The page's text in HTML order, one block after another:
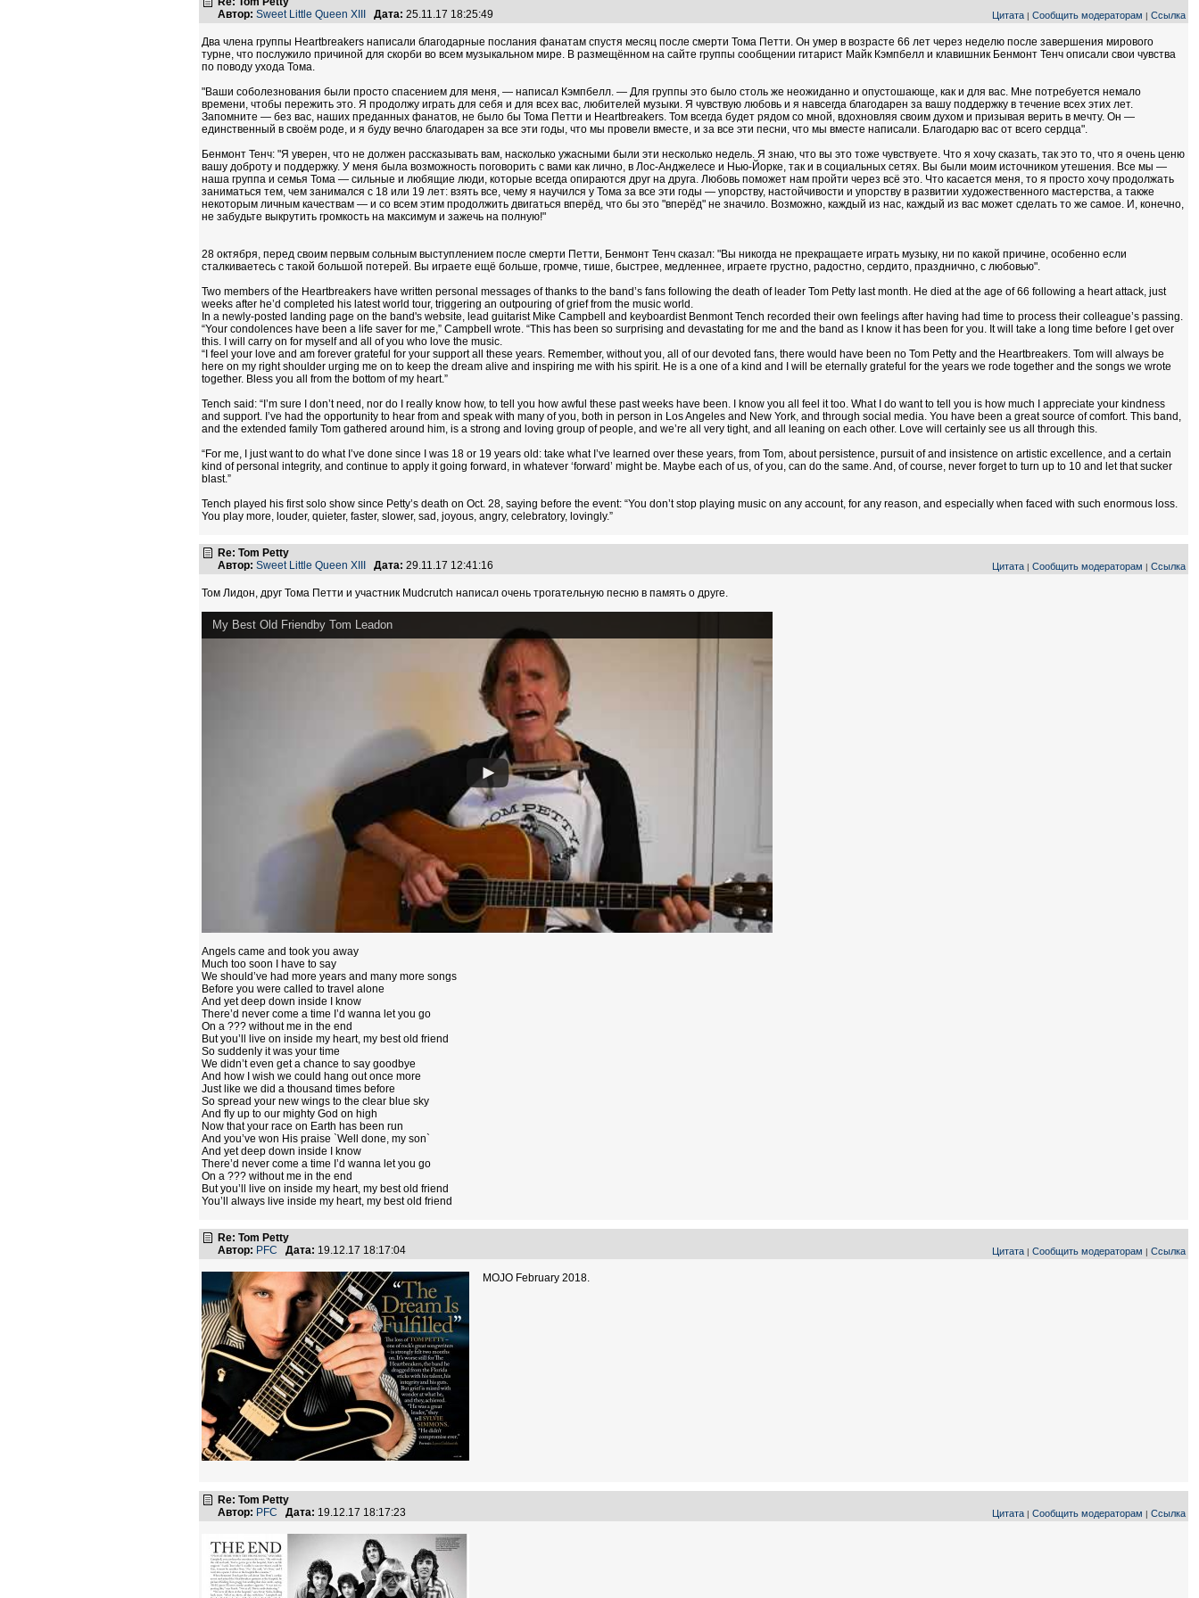
Автор: Sweet Little Queen XIII Дата: 25.11.17 18:25:49 Цитата | Сообщить модераторам | Ссылка
Два члена группы Heartbreakers написали благодарные послания фанатам спустя месяц после смерти Тома Петти. Он умер в возрасте 66 лет через неделю после завершения мирового
турне, что послужило причиной для скорби во всем музыкальном мире. В размещённом на сайте группы сообщении гитарист Майк Кэмпбелл и клавишник Бенмонт Тенч описали свои чувства
по поводу ухода Тома.
"Ваши соболезнования были просто спасением для меня, — написал Кэмпбелл. — Для группы это было столь же неожиданно и опустошающе, как и для вас. Мне потребуется немало
времени, чтобы пережить это. Я продолжу играть для себя и для всех вас, любителей музыки. Я чувствую любовь и я навсегда благодарен за вашу поддержку в течение всех этих лет.
Запомните — без вас, наших преданных фанатов, не было бы Тома Петти и Heartbreakers. Том всегда будет рядом со мной, вдохновляя своим духом и призывая верить в мечту. Он —
единственный в своём роде, и я буду вечно благодарен за все эти годы, что мы провели вместе, и за все эти песни, что мы вместе написали. Благодарю вас от всего сердца".
Бенмонт Тенч: "Я уверен, что не должен рассказывать вам, насколько ужасными были эти несколько недель. Я знаю, что вы это тоже чувствуете. Что я хочу сказать, так это то, что я очень ценю
вашу доброту и поддержку. У меня была возможность поговорить с вами как лично, в Лос-Анджелесе и Нью-Йорке, так и в социальных сетях. Вы были моим источником утешения. Все мы —
наша группа и семья Тома — сильные и любящие люди, которые всегда опираются друг на друга. Любовь поможет нам пройти через всё это. Что касается меня, то я просто хочу продолжать
заниматься тем, чем занимался с 18 или 19 лет: взять все, чему я научился у Тома за все эти годы — упорству, настойчивости и упорству в развитии художественного мастерства, а также
некоторым личным качествам — и со всем этим продолжить двигаться вперёд, что бы это "вперёд" не значило. Возможно, каждый из нас, каждый из вас может сделать то же самое. И, конечно,
не забудьте выкрутить громкость на максимум и зажечь на полную!"
28 октября, перед своим первым сольным выступлением после смерти Петти, Бенмонт Тенч сказал: "Вы никогда не прекращаете играть музыку, ни по какой причине, особенно если
сталкиваетесь с такой большой потерей. Вы играете ещё больше, громче, тише, быстрее, медленнее, играете грустно, радостно, сердито, празднично, с любовью".
Two members of the Heartbreakers have written personal messages of thanks to the band’s fans following the death of leader Tom Petty last month. He died at the age of 66 following a heart attack, just
weeks after he’d completed his latest world tour, triggering an outpouring of grief from the music world.
In a newly-posted landing page on the band's website, lead guitarist Mike Campbell and keyboardist Benmont Tench recorded their own feelings after having had time to process their colleague’s passing.
“Your condolences have been a life saver for me,” Campbell wrote. “This has been so surprising and devastating for me and the band as I know it has been for you. It will take a long time before I get over
this. I will carry on for myself and all of you who love the music.
“I feel your love and am forever grateful for your support all these years. Remember, without you, all of our devoted fans, there would have been no Tom Petty and the Heartbreakers. Tom will always be
here on my right shoulder urging me on to keep the dream alive and inspiring me with his spirit. He is a one of a kind and I will be eternally grateful for the years we rode together and the songs we wrote
together. Bless you all from the bottom of my heart.”
Tench said: “I’m sure I don’t need, nor do I really know how, to tell you how awful these past weeks have been. I know you all feel it too. What I do want to tell you is how much I appreciate your kindness
and support. I’ve had the opportunity to hear from and speak with many of you, both in person in Los Angeles and New York, and through social media. You have been a great source of comfort. This band,
and the extended family Tom gathered around him, is a strong and loving group of people, and we’re all very tight, and all leaning on each other. Love will certainly see us all through this.
“For me, I just want to do what I’ve done since I was 18 or 19 years old: take what I’ve learned over these years, from Tom, about persistence, pursuit of and insistence on artistic excellence, and a certain
kind of personal integrity, and continue to apply it going forward, in whatever ‘forward’ might be. Maybe each of us, of you, can do the same. And, of course, never forget to turn up to 10 and let that sucker
blast.”
Tench played his first solo show since Petty’s death on Oct. 28, saying before the event: “You don’t stop playing music on any account, for any reason, and especially when faced with such enormous loss.
You play more, louder, quieter, faster, slower, sad, joyous, angry, celebratory, lovingly.”
Re: Tom Petty
Автор: Sweet Little Queen XIII Дата: 29.11.17 12:41:16 Цитата | Сообщить модераторам | Ссылка
Том Лидон, друг Тома Петти и участник Mudcrutch написал очень трогательную песню в память о друге.
My Best Old Friendby Tom Leadon
Angels came and took you away
Much too soon I have to say
We should’ve had more years and many more songs
Before you were called to travel alone
And yet deep down inside I know
There’d never come a time I’d wanna let you go
On a ??? without me in the end
But you’ll live on inside my heart, my best old friend
So suddenly it was your time
We didn’t even get a chance to say goodbye
And how I wish we could hang out once more
Just like we did a thousand times before
So spread your new wings to the clear blue sky
And fly up to our mighty God on high
Now that your race on Earth has been run
And you’ve won His praise `Well done, my son`
And yet deep down inside I know
There’d never come a time I’d wanna let you go
On a ??? without me in the end
But you’ll live on inside my heart, my best old friend
You’ll always live inside my heart, my best old friend
Re: Tom Petty
Автор: PFC Дата: 19.12.17 18:17:04 Цитата | Сообщить модераторам | Ссылка
MOJO February 2018.
Re: Tom Petty
Автор: PFC Дата: 19.12.17 18:17:23 Цитата | Сообщить модераторам | Ссылка